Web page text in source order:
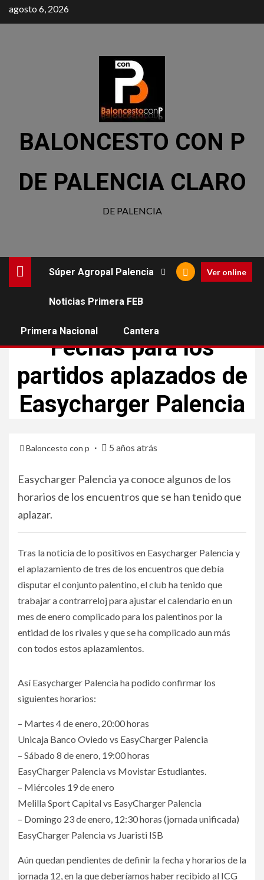
agosto 6, 2026
BALONCESTO CON P
DE PALENCIA CLARO
DE PALENCIA
Súper Agropal Palencia
Noticias Primera FEB
Primera Nacional Cantera
Ver online
Fechas para los
partidos aplazados de
Easycharger Palencia
Baloncesto con p 5 años atrás
Easycharger Palencia ya conoce algunos de los
horarios de los encuentros que se han tenido que
aplazar.
Tras la noticia de lo positivos en Easycharger Palencia y
el aplazamiento de tres de los encuentros que debía
disputar el conjunto palentino, el club ha tenido que
trabajar a contrarreloj para ajustar el calendario en un
mes de enero complicado para los palentinos por la
entidad de los rivales y que se ha complicado aun más
con todos estos aplazamientos.
Así Easycharger Palencia ha podido confirmar los
siguientes horarios:
– Martes 4 de enero, 20:00 horas
Unicaja Banco Oviedo vs EasyCharger Palencia
– Sábado 8 de enero, 19:00 horas
EasyCharger Palencia vs Movistar Estudiantes.
– Miércoles 19 de enero
Melilla Sport Capital vs EasyCharger Palencia
– Domingo 23 de enero, 12:30 horas (jornada unificada)
EasyCharger Palencia vs Juaristi ISB
Aún quedan pendientes de definir la fecha y horarios de la
jornada 12, en la que deberíamos haber recibido al ICG